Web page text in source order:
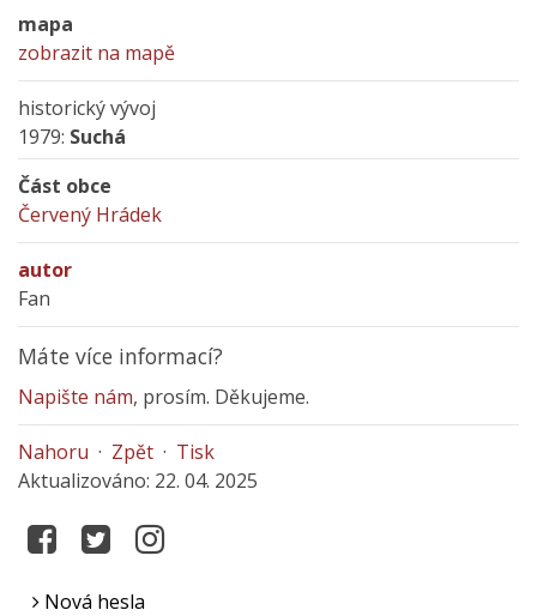
mapa
zobrazit na mapě
historický vývoj
1979: Suchá
Část obce
Červený Hrádek
autor
Fan
Máte více informací?
Napište nám, prosím. Děkujeme.
Nahoru · Zpět · Tisk
Aktualizováno: 22. 04. 2025
Nová hesla